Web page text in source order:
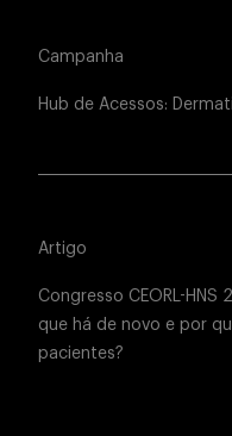
Campanha
Hub de Acessos:
Artigo
Congresso CEORL-HNS
que há de novo e por
pacientes?